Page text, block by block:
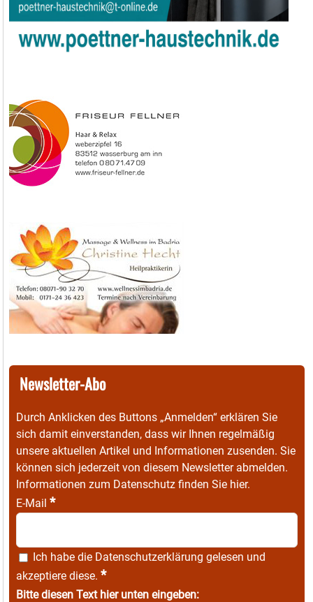
Newsletter-Abo
Durch Anklicken des Buttons „Anmelden“ erklären Sie
sich damit einverstanden, dass wir Ihnen regelmäßig
unsere aktuellen Artikel und Informationen zusenden. Sie
können sich jederzeit von diesem Newsletter abmelden.
Informationen zum Datenschutz finden Sie hier.
E-Mail *
Ich habe die Datenschutzerklärung gelesen und
akzeptiere diese. *
Bitte diesen Text hier unten eingeben: